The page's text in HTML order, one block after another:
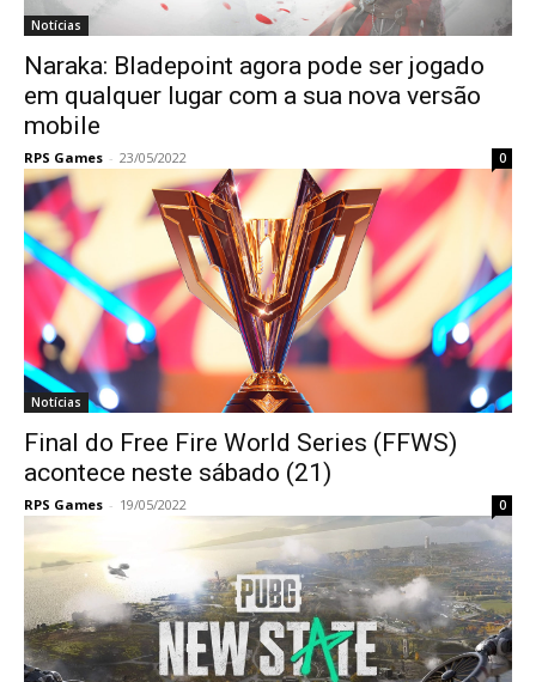
Notícias
Naraka: Bladepoint agora pode ser jogado
em qualquer lugar com a sua nova versão
mobile
RPS Games - 23/05/2022 0
Notícias
Final do Free Fire World Series (FFWS)
acontece neste sábado (21)
RPS Games - 19/05/2022 0